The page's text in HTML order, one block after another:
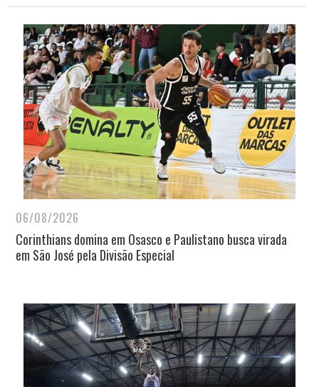
06/08/2026
Corinthians domina em Osasco e Paulistano busca virada
em São José pela Divisão Especial